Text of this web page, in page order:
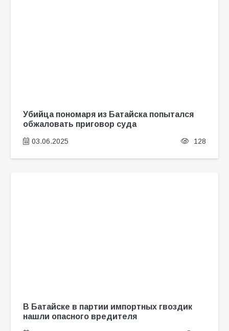
Убийца пономаря из Батайска попытался
обжаловать приговор суда
03.06.2025 128
В Батайске в партии импортных гвоздик
нашли опасного вредителя